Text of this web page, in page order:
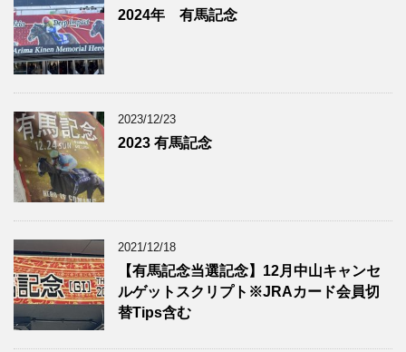
2024年 有馬記念
2023/12/23
2023 有馬記念
2021/12/18
【有馬記念当選記念】12月中山キャンセ
ルゲットスクリプト※JRAカード会員切
替Tips含む